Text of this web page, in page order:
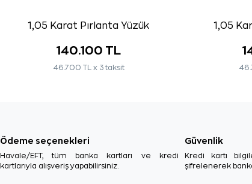
1,05 Karat Pırlanta Yüzük
140.100 TL
46.700 TL x 3 taksit
1,05
Ödeme seçenekleri
Havale/EFT, tüm banka kartları ve kredi
kartlarıyla alışveriş yapabilirsiniz.
Güvenlik
Kredi kartı
şifrelenerek